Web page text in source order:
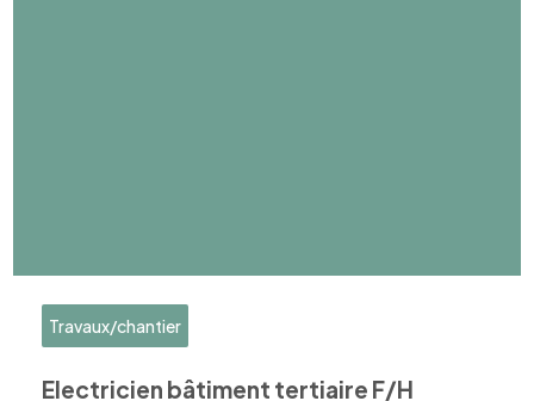
Travaux/chantier
Electricien bâtiment tertiaire F/H